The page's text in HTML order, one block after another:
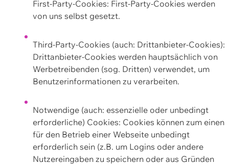
First-Party-Cookies: First-Party-Cookies werden
von uns selbst gesetzt.
Third-Party-Cookies (auch: Drittanbieter-Cookies):
Drittanbieter-Cookies werden hauptsächlich von
Werbetreibenden (sog. Dritten) verwendet, um
Benutzerinformationen zu verarbeiten.
Notwendige (auch: essenzielle oder unbedingt
erforderliche) Cookies: Cookies können zum einen
für den Betrieb einer Webseite unbedingt
erforderlich sein (z.B. um Logins oder andere
Nutzereingaben zu speichern oder aus Gründen